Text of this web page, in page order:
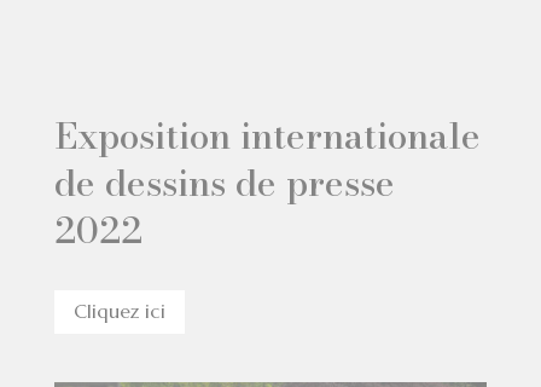
Exposition internationale
de dessins de presse
2022
Cliquez ici